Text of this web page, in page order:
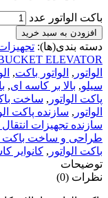
باکت الواتور عدد
افزودن به سبد خرید
دسته بندی(ها):
ELEVATOR
الواتور , الواتور باکت,
سیلو, بالا بر کاسه ای,
پاکت الواتور , ساخت
الواتور , سازنده پاکت
سازنده تجهیزات
طراحی و ساخت باکت
باکت الواتور , کانوایر
توضیحات
نظرات (0)